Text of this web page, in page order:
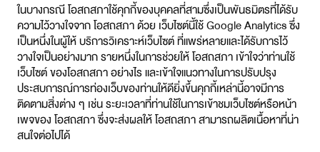
ในบางกรณี โอสถสภาใช้คุกกี้ของบุคคลที่สามซึ่งเป็นพันธมิตรที่ได้รับ
ความไว้วางใจจาก โอสถสภา ด้วย เว็บไซต์นี้ใช้ Google Analytics ซึ่ง
เป็นหนึ่งในผู้ให้ บริการวิเคราะห์เว็บไซต์ ที่แพร่หลายและได้รับการไว้
วางใจเป็นอย่างมาก รายหนึ่งในการช่วยให้ โอสถสภา เข้าใจว่าท่านใช้
เว็บไซต์ ของโอสถสภา อย่างไร และเข้าใจแนวทางในการปรับปรุง
ประสบการณ์การท่องเว็บของท่านให้ดียิ่งขึ้นคุกกี้เหล่านี้อาจมีการ
ติดตามสิ่งต่าง ๆ เช่น ระยะเวลาที่ท่านใช้ในการเข้าชมเว็บไซต์หรือหน้า
เพจของ โอสถสภา ซึ่งจะส่งผลให้ โอสถสภา สามารถผลิตเนื้อหาที่น่า
สนใจต่อไปได้